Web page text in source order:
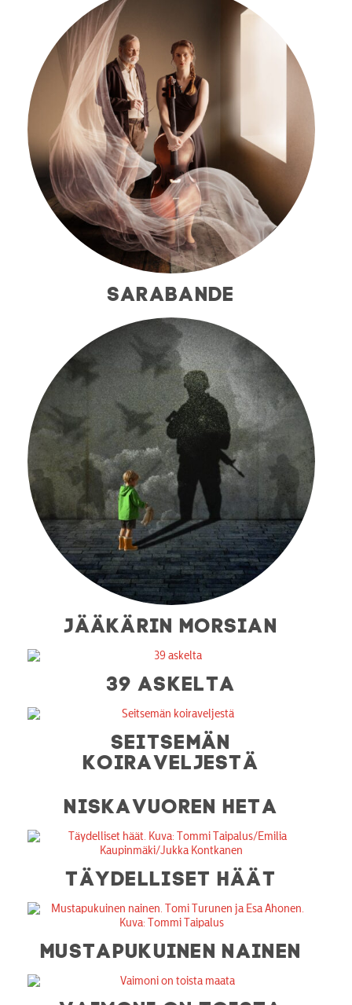
SARABANDE
JÄÄKÄRIN MORSIAN
39 ASKELTA
SEITSEMÄN
KOIRAVELJESTÄ
NISKAVUOREN HETA
TÄYDELLISET HÄÄT
MUSTAPUKUINEN NAINEN